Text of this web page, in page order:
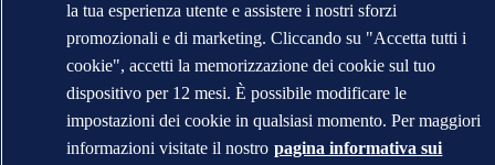
la tua esperienza utente e assistere i nostri sforzi
promozionali e di marketing. Cliccando su "Accetta tutti i
cookie", accetti la memorizzazione dei cookie sul tuo
dispositivo per 12 mesi. È possibile modificare le
impostazioni dei cookie in qualsiasi momento. Per maggiori
informazioni visitate il nostro pagina informativa sui